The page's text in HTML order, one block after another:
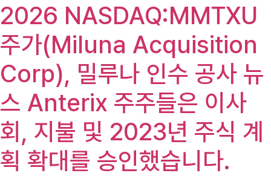
2026 NASDAQ:MMTXU
주가(Miluna Acquisition
Corp), 밀루나 인수 공사 뉴
스 Anterix 주주들은 이사
회, 지불 및 2023년 주식 계
획 확대를 승인했습니다.